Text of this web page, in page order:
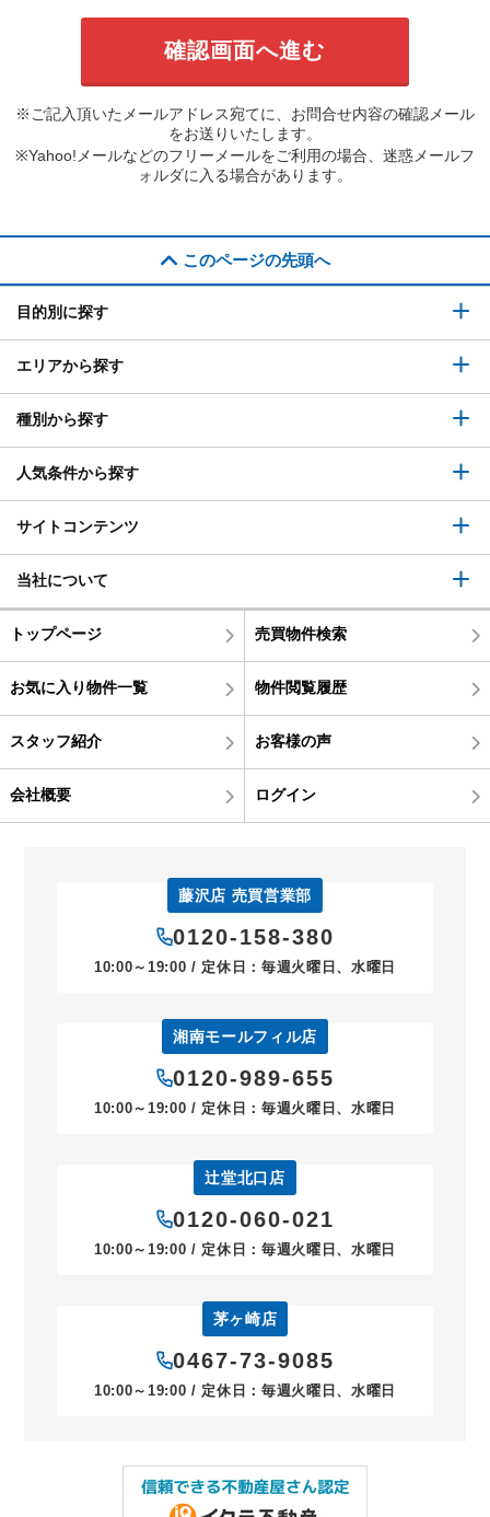
※ご記入頂いたメールアドレス宛てに、お問合せ内容の確認メール
をお送りいたします。
※Yahoo!メールなどのフリーメールをご利用の場合、迷惑メールフ
ォルダに入る場合があります。
このページの先頭へ
目的別に探す
エリアから探す
種別から探す
人気条件から探す
サイトコンテンツ
当社について
トップページ 売買物件検索
お気に入り物件一覧 物件閲覧履歴
スタッフ紹介 お客様の声
会社概要 ログイン
藤沢店 売買営業部
0120-158-380
10:00～19:00 / 定休日：毎週火曜日、水曜日
湘南モールフィル店
0120-989-655
10:00～19:00 / 定休日：毎週火曜日、水曜日
辻堂北口店
0120-060-021
10:00～19:00 / 定休日：毎週火曜日、水曜日
茅ヶ崎店
0467-73-9085
10:00～19:00 / 定休日：毎週火曜日、水曜日